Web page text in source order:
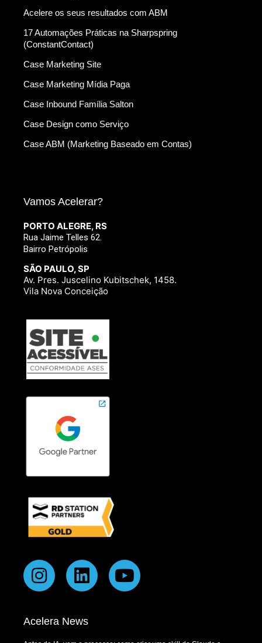
Acelere os seus resultados com ABM
17 Automações Práticas na Sharpspring
(ConstantContact)
Case Marketing Site
Case Marketing Mídia Paga
Case Inbound Família Salton
Case Design como Serviço
Case ABM (Marketing Baseado em Contas)
Vamos Acelerar?
PORTO ALEGRE, RS
Rua Jaime Telles 62.
Bairro Petrópolis
SÃO PAULO, SP
Av. Pres. Juscelino Kubitschek, 1458.
Vila Nova Conceição
Acelera News